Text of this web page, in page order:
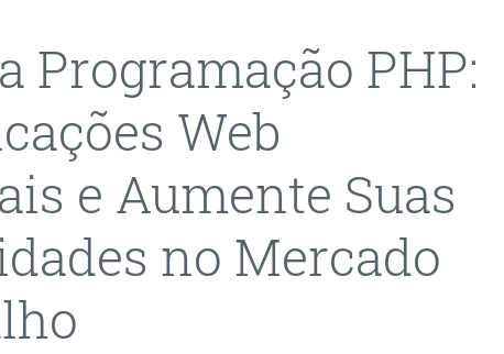
Programação PHP:
Web
e Aumente Suas
no Mercado